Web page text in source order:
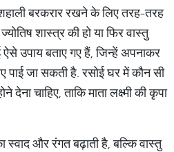
बरकरार रखने के लिए तरह-तरह
शास्त्र की हो या फिर वास्तु
उपाय बताए गए हैं, जिन्हें अपनाकर
पाई जा सकती है. रसोई घर में कौन सी
देना चाहिए, ताकि माता लक्ष्मी की कृपा
स्वाद और रंगत बढ़ाती है, बल्कि वास्तु